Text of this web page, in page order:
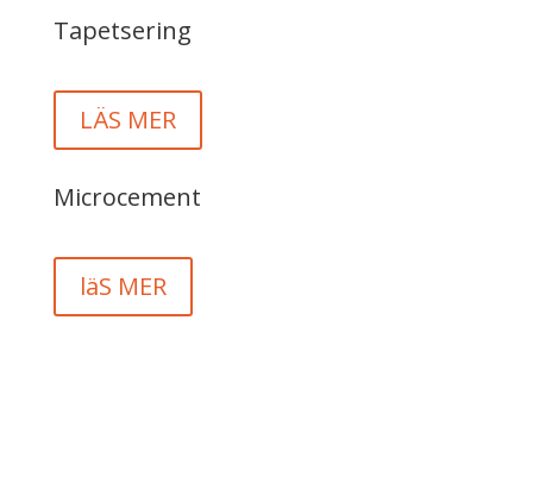
Tapetsering
LÄS MER
Microcement
läS MER